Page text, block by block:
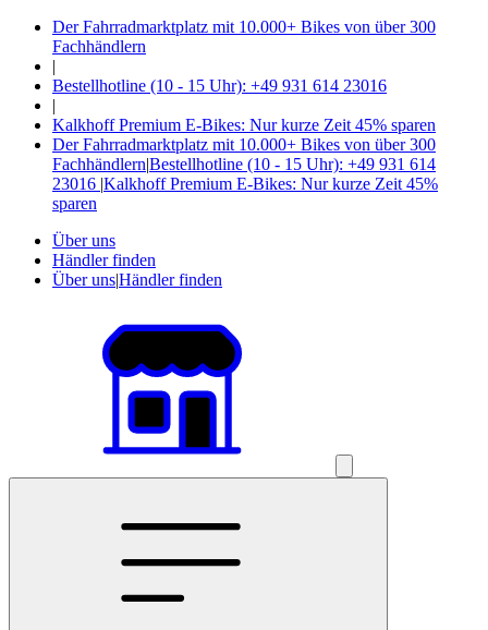
Der Fahrradmarktplatz mit 10.000+ Bikes von über 300
Fachhändlern
|
Bestellhotline (10 - 15 Uhr): +49 931 614 23016
|
Kalkhoff Premium E-Bikes: Nur kurze Zeit 45% sparen
Der Fahrradmarktplatz mit 10.000+ Bikes von über 300
Fachhändlern|Bestellhotline (10 - 15 Uhr): +49 931 614
23016 |Kalkhoff Premium E-Bikes: Nur kurze Zeit 45%
sparen
Über uns
Händler finden
Über uns|Händler finden